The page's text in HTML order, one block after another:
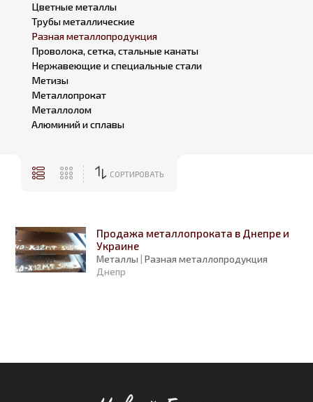
Цветные металлы
Трубы металлические
Разная металлопродукция
Проволока, сетка, стальные канаты
Нержавеющие и специальные стали
Метизы
Металлопрокат
Металлолом
Алюминий и сплавы
СОРТИРОВАТЬ
Продажа металлопроката в Днепре и
Украине
Металлы | Разная металлопродукция
Днепр